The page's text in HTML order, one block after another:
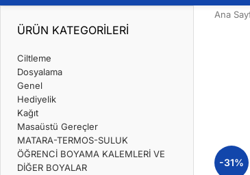
ÜRÜN KATEGORILERI
Ciltleme
Dosyalama
Genel
Hediyelik
Kağıt
Masaüstü Gereçler
MATARA-TERMOS-SULUK
ÖĞRENCİ BOYAMA KALEMLERİ VE
DİĞER BOYALAR
Ana
-31%